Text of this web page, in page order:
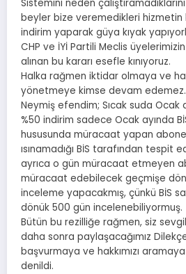
Sistemini neden
beyler bize veremedikleri hizmetin
indirim yaparak güya kıyak
CHP ve İYİ Partili Meclis
alınan bu kararı esefle kınıyoruz.
Halka rağmen iktidar olmaya ve
yönetmeye kimse devam edemez.
Neymiş efendim; Sıcak suda Ocak
%50 indirim sadece Ocak ayında
hususunda müracaat yapan
ısınamadığı BİS tarafından tespit
ayrıca o gün müracaat etmeyen
müracaat edebilecek geçmişe
inceleme yapacakmış, çünkü BİS
dönük 500 gün incelenebiliyormuş.
Bütün bu rezilliğe rağmen, siz
daha sonra paylaşacağımız Dilekçe
başvurmaya ve hakkımızı
denildi.